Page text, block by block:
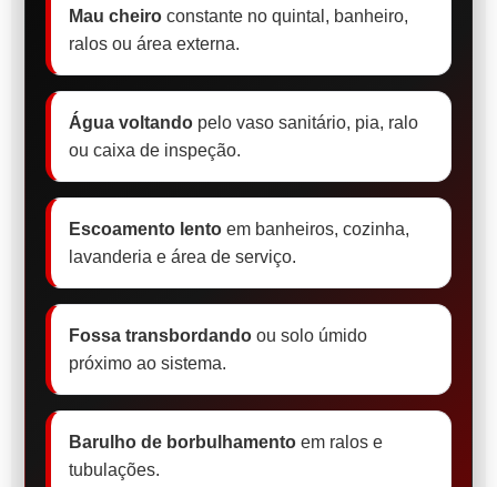
Mau cheiro constante no quintal, banheiro,
ralos ou área externa.
Água voltando pelo vaso sanitário, pia, ralo
ou caixa de inspeção.
Escoamento lento em banheiros, cozinha,
lavanderia e área de serviço.
Fossa transbordando ou solo úmido
próximo ao sistema.
Barulho de borbulhamento em ralos e
tubulações.